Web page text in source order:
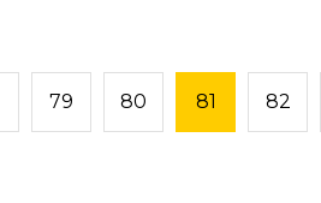
79 80 81 82